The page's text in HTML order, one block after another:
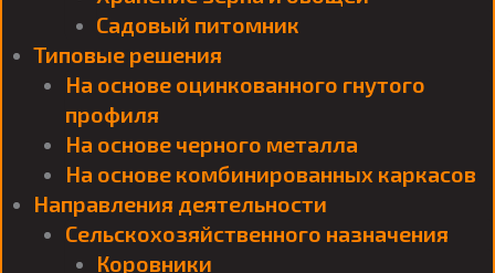
Садовый питомник
Типовые решения
На основе оцинкованного гнутого
профиля
На основе черного металла
На основе комбинированных каркасов
Направления деятельности
Сельскохозяйственного назначения
Коровники